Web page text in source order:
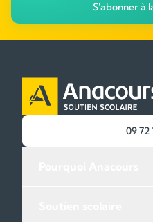
Anacours Musique :
toute confiance avec un
programme sur-mesure
arriver, manque de temps,
Pourtant, avec le bon
Vous souhaitez apprendre à
S'abonner à
09 72